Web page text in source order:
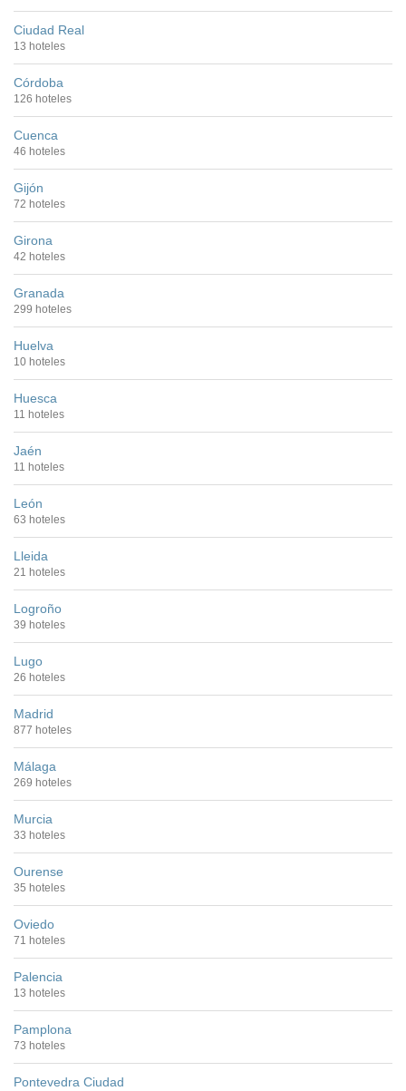
Ciudad Real
13 hoteles
Córdoba
126 hoteles
Cuenca
46 hoteles
Gijón
72 hoteles
Girona
42 hoteles
Granada
299 hoteles
Huelva
10 hoteles
Huesca
11 hoteles
Jaén
11 hoteles
León
63 hoteles
Lleida
21 hoteles
Logroño
39 hoteles
Lugo
26 hoteles
Madrid
877 hoteles
Málaga
269 hoteles
Murcia
33 hoteles
Ourense
35 hoteles
Oviedo
71 hoteles
Palencia
13 hoteles
Pamplona
73 hoteles
Pontevedra Ciudad